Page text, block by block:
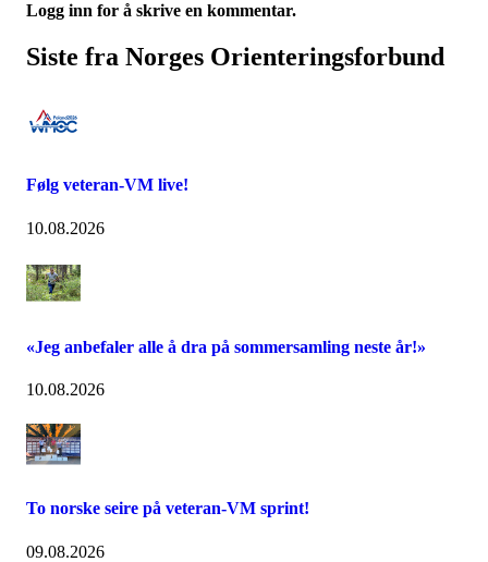
Logg inn for å skrive en kommentar.
Siste fra Norges Orienteringsforbund
Følg veteran-VM live!
10.08.2026
«Jeg anbefaler alle å dra på sommersamling neste år!»
10.08.2026
To norske seire på veteran-VM sprint!
09.08.2026